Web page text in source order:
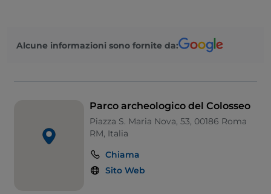
Costantino con la Meta Sudans e la Domus Aurea. Ai
suoi Itinerari è possibile affiancare la visita ai Musei
Alcune informazioni sono fornite da:
Parco archeologico del Colosseo
Piazza S. Maria Nova, 53, 00186 Roma
RM, Italia
Chiama
Sito Web